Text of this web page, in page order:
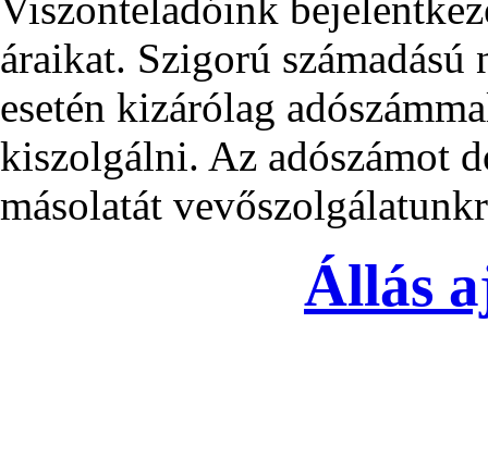
Viszonteladóink
áraikat. Szigorú
esetén kizárólag
kiszolgálni. Az adószámot
másolatát
Állás